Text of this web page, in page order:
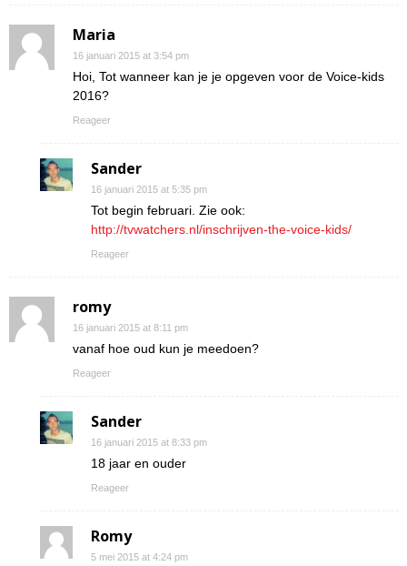
Maria
16 januari 2015 at 3:54 pm
Hoi, Tot wanneer kan je je opgeven voor de Voice-kids
2016?
Reageer
Sander
16 januari 2015 at 5:35 pm
Tot begin februari. Zie ook:
http://tvwatchers.nl/inschrijven-the-voice-kids/
Reageer
romy
16 januari 2015 at 8:11 pm
vanaf hoe oud kun je meedoen?
Reageer
Sander
16 januari 2015 at 8:33 pm
18 jaar en ouder
Reageer
Romy
5 mei 2015 at 4:24 pm